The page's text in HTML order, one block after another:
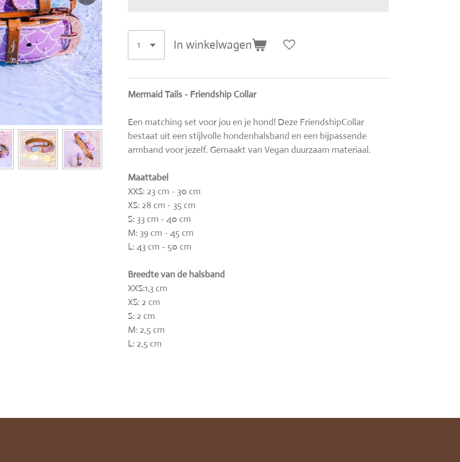
In winkelwagen
Mermaid Tails - Friendship Collar
Een matching set voor jou en je hond! Deze FriendshipCollar
bestaat uit een stijlvolle hondenhalsband en een bijpassende
armband voor jezelf. Gemaakt van Vegan duurzaam materiaal.
Maattabel
XXS: 23 cm - 30 cm
XS: 28 cm - 35 cm
S: 33 cm - 40 cm
M: 39 cm - 45 cm
L: 43 cm - 50 cm
Breedte van de halsband
XXS:1,3 cm
XS: 2 cm
S: 2 cm
M: 2,5 cm
L: 2,5 cm